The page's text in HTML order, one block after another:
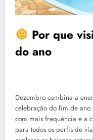
Por que
do ano
Dezembro combina a
celebração do fim de
com mais frequência e a
para todos os perfis de